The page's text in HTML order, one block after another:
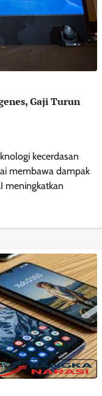
Gaji Turun
kecerdasan
membawa dampak
meningkatkan